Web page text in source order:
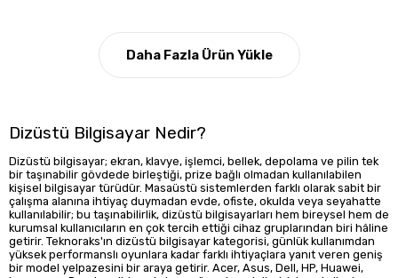
Daha Fazla Ürün Yükle
Dizüstü Bilgisayar Nedir?
Dizüstü bilgisayar; ekran, klavye, işlemci, bellek, depolama ve pilin tek
bir taşınabilir gövdede birleştiği, prize bağlı olmadan kullanılabilen
kişisel bilgisayar türüdür. Masaüstü sistemlerden farklı olarak sabit bir
çalışma alanına ihtiyaç duymadan evde, ofiste, okulda veya seyahatte
kullanılabilir; bu taşınabilirlik, dizüstü bilgisayarları hem bireysel hem de
kurumsal kullanıcıların en çok tercih ettiği cihaz gruplarından biri hâline
getirir. Teknoraks'ın dizüstü bilgisayar kategorisi, günlük kullanımdan
yüksek performanslı oyunlara kadar farklı ihtiyaçlara yanıt veren geniş
bir model yelpazesini bir araya getirir. Acer, Asus, Dell, HP, Huawei,